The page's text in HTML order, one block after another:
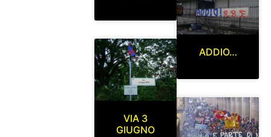
VIA 3
GIUGNO
ADDIO…